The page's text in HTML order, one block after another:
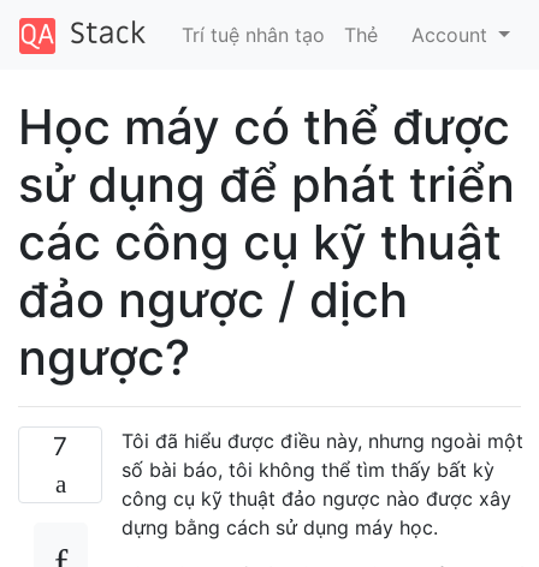
Trí tuệ nhân tạo Thẻ Account
Học máy có thể được
sử dụng để phát triển
các công cụ kỹ thuật
đảo ngược / dịch
ngược?
7
Tôi đã hiểu được điều này, nhưng ngoài một
số bài báo, tôi không thể tìm thấy bất kỳ
công cụ kỹ thuật đảo ngược nào được xây
dựng bằng cách sử dụng máy học.